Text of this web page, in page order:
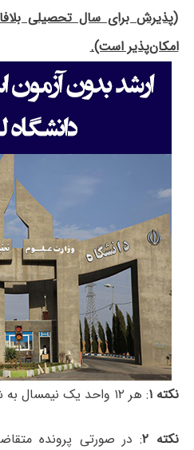
(پذیرش برای سال تحصیلی
امکان‌پذیر است).
نکته ۱ : هر ۱۲ واحد یک نیمسال به شمار می‌آید.
نکته ۲